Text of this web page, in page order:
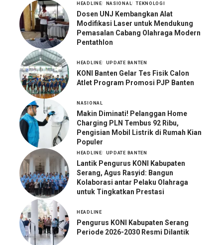
HEADLINE NASIONAL TEKNOLOGI
Dosen UNJ Kembangkan Alat
Modifikasi Laser untuk Mendukung
Pemasalan Cabang Olahraga Modern
Pentathlon
HEADLINE UPDATE BANTEN
KONI Banten Gelar Tes Fisik Calon
Atlet Program Promosi PJP Banten
NASIONAL
Makin Diminati! Pelanggan Home
Charging PLN Tembus 92 Ribu,
Pengisian Mobil Listrik di Rumah Kian
Populer
HEADLINE UPDATE BANTEN
Lantik Pengurus KONI Kabupaten
Serang, Agus Rasyid: Bangun
Kolaborasi antar Pelaku Olahraga
untuk Tingkatkan Prestasi
HEADLINE
Pengurus KONI Kabupaten Serang
Periode 2026-2030 Resmi Dilantik